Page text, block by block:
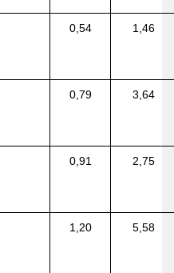
0,54 1,46
0,79 3,64
0,91 2,75
1,20 5,58